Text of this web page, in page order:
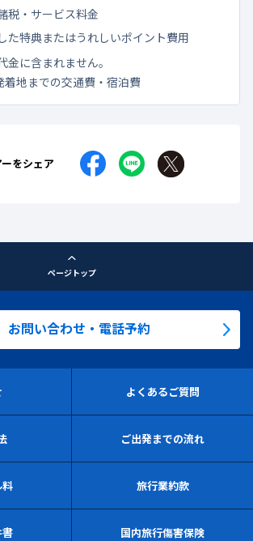
税・サービス料金
た特典またはうれしいポイント費用
金に含まれません。
地までの交通費・宿泊費
をシェア
ページトップ
お問い合わせ・電話予約
よくあるご質問
ご出発までの流れ
旅行業約款
国内旅行傷害保険